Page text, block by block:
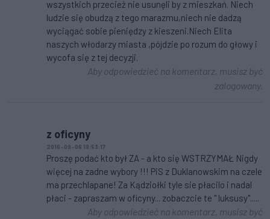
wszystkich przecież nie usunęli by z mieszkań. Niech
ludzie się obudzą z tego marazmu,niech nie dadzą
wyciągać sobie pieniędzy z kieszeni.Niech Elita
naszych włodarzy miasta ,pójdzie po rozum do głowy i
wycofa się z tej decyzji.
Aby odpowiedzieć na komentarz, musisz być
zalogowany.
z oficyny
2016-09-06 19:53:17
Proszę podać kto był ZA - a kto się WSTRZYMAŁ Nigdy
więcej na zadne wybory !!! PiS z Duklanowskim na czele
ma przechlapane! Za Kądziołki tyle sie płacilo i nadal
płaci - zapraszam w oficyny... zobaczcie te " luksusy".....
Aby odpowiedzieć na komentarz, musisz być